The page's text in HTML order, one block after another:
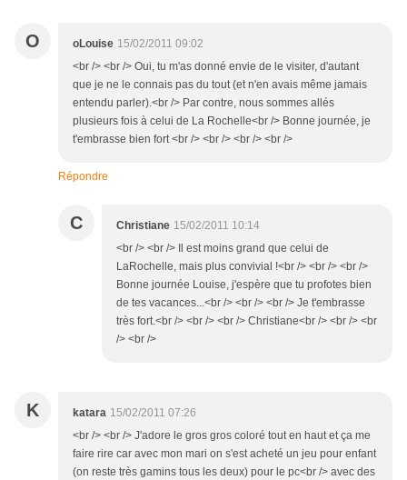
O oLouise 15/02/2011 09:02
<br /> <br /> Oui, tu m'as donné envie de le visiter, d'autant
que je ne le connais pas du tout (et n'en avais même jamais
entendu parler).<br /> Par contre, nous sommes allés
plusieurs fois à celui de La Rochelle<br /> Bonne journée, je
t'embrasse bien fort <br /> <br /> <br /> <br />
Répondre
C Christiane 15/02/2011 10:14
<br /> <br /> Il est moins grand que celui de
LaRochelle, mais plus convivial !<br /> <br /> <br />
Bonne journée Louise, j'espère que tu profotes bien
de tes vacances...<br /> <br /> <br /> Je t'embrasse
très fort.<br /> <br /> <br /> Christiane<br /> <br /> <br
/> <br />
K katara 15/02/2011 07:26
<br /> <br /> J'adore le gros gros coloré tout en haut et ça me
faire rire car avec mon mari on s'est acheté un jeu pour enfant
(on reste très gamins tous les deux) pour le pc<br /> avec des